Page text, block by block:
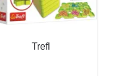
Trefl